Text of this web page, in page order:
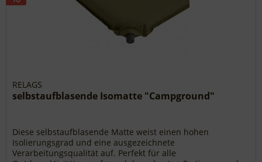
RELAGS
selbstaufblasende Isomatte "Campground"
Diese selbstaufblasende Matte weist einen hohen
Isolierungsgrad und eine ausgezeichnete
Verarbeitungsqualität auf. Perfekt für alle